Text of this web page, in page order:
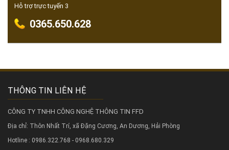
Hỗ trợ trực tuyến 3
0365.650.628
THÔNG TIN LIÊN HỆ
CÔNG TY TNHH CÔNG NGHỆ THÔNG TIN FFD
Địa chỉ: Thôn Nhất Trí, xã Đặng Cương, An Dương, Hải Phòng
Hotline : 0986.322.768 - 0968.680.329